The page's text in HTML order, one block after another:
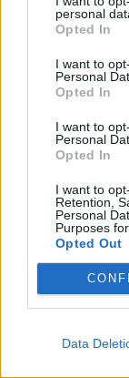
personal
Opted In
I want to
Personal
Opted In
I want to
Personal
Opted In
I want to
Retention,
Personal
Purposes
Opted Out
Data
Bár
konkrét